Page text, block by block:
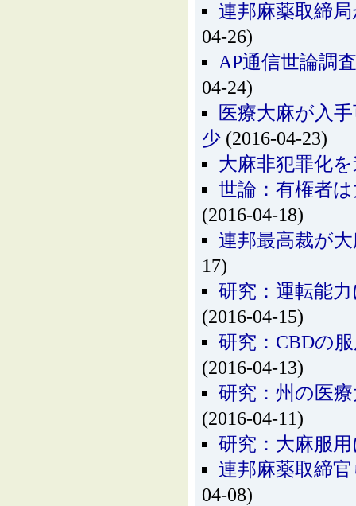
連邦麻薬取締
04-26)
AP通信世論調
04-24)
医療大麻が入
少 (2016-04-23)
大麻非犯罪化
世論：有権者
(2016-04-18)
連邦最高裁が
17)
研究：運転能
(2016-04-15)
研究：CBDの
(2016-04-13)
研究：州の医
(2016-04-11)
研究：大麻服
連邦麻薬取締
04-08)